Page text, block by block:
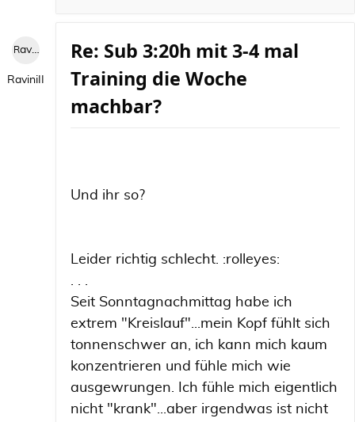
RaviniII
RaviniII
Re: Sub 3:20h mit 3-4 mal
Training die Woche
machbar?
Und ihr so?
Leider richtig schlecht. :rolleyes:
. . .
Seit Sonntagnachmittag habe ich
extrem "Kreislauf"...mein Kopf fühlt sich
tonnenschwer an, ich kann mich kaum
konzentrieren und fühle mich wie
ausgewrungen. Ich fühle mich eigentlich
nicht "krank"...aber irgendwas ist nicht